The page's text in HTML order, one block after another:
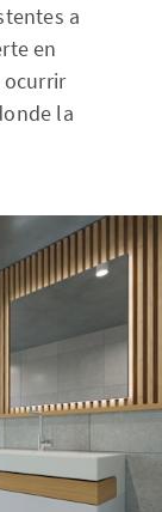
a
en
ocurrir
la